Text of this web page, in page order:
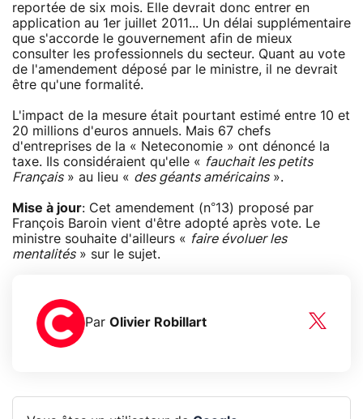
reportée de six mois. Elle devrait donc entrer en
application au 1er juillet 2011... Un délai supplémentaire
que s'accorde le gouvernement afin de mieux
consulter les professionnels du secteur. Quant au vote
de l'amendement déposé par le ministre, il ne devrait
être qu'une formalité.
L'impact de la mesure était pourtant estimé entre 10 et
20 millions d'euros annuels. Mais 67 chefs
d'entreprises de la « Neteconomie » ont dénoncé la
taxe. Ils considéraient qu'elle « fauchait les petits
Français» au lieu « des géants américains».
Mise à jour: Cet amendement (n°13) proposé par
François Baroin vient d'être adopté après vote. Le
ministre souhaite d'ailleurs « faire évoluer les
mentalités» sur le sujet.
Par Olivier Robillart